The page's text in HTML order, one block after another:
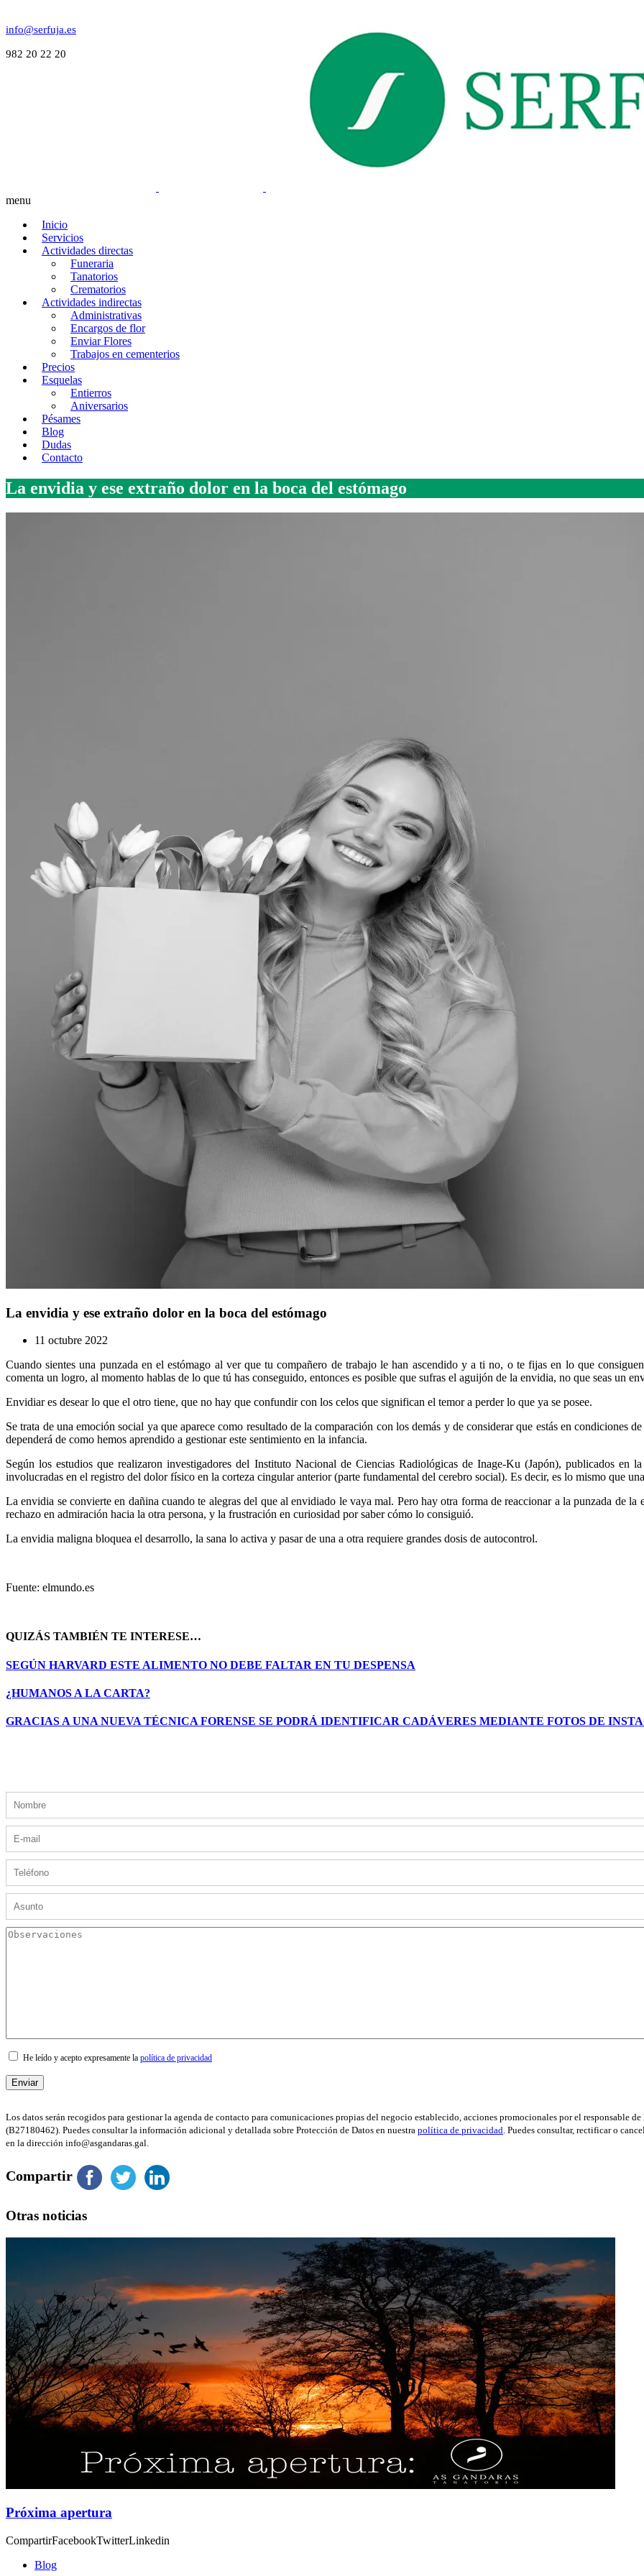
info@serfuja.es
982 20 22 20
menu
Inicio
Servicios
Actividades directas
Funeraria
Tanatorios
Crematorios
Actividades indirectas
Administrativas
Encargos de flor
Enviar Flores
Trabajos en cementerios
Precios
Esquelas
Entierros
Aniversarios
Pésames
Blog
Dudas
Contacto
La envidia y ese extraño dolor en la boca del estómago
La envidia y ese extraño dolor en la boca del estómago
11 octubre 2022
Cuando sientes una punzada en el estómago al ver que tu compañero de trabajo le han ascendido y a ti no, o te fijas en lo que
comenta un logro, al momento hablas de lo que tú has conseguido, entonces es posible que sufras el aguijón de la envidia, no que seas un
Envidiar es desear lo que el otro tiene, que no hay que confundir con los celos que significan el temor a perder lo que ya se posee.
Se trata de una emoción social ya que aparece como resultado de la comparación con los demás y de considerar que estás en condiciones
dependerá de como hemos aprendido a gestionar este sentimiento en la infancia.
Según los estudios que realizaron investigadores del Instituto Nacional de Ciencias Radiológicas de Inage-Ku (Japón), publicados en
involucradas en el registro del dolor físico en la corteza cingular anterior (parte fundamental del cerebro social). Es decir, es lo mismo que
La envidia se convierte en dañina cuando te alegras del que al envidiado le vaya mal. Pero hay otra forma de reaccionar a la punzada de
rechazo en admiración hacia la otra persona, y la frustración en curiosidad por saber cómo lo consiguió.
La envidia maligna bloquea el desarrollo, la sana lo activa y pasar de una a otra requiere grandes dosis de autocontrol.
Fuente: elmundo.es
QUIZÁS TAMBIÉN TE INTERESE…
SEGÚN HARVARD ESTE ALIMENTO NO DEBE FALTAR EN TU DESPENSA
¿HUMANOS A LA CARTA?
GRACIAS A UNA NUEVA TÉCNICA FORENSE SE PODRÁ IDENTIFICAR CADÁVERES MEDIANTE FOTOS DE
He leído y acepto expresamente la política de privacidad
Los datos serán recogidos para gestionar la agenda de contacto para comunicaciones propias del negocio establecido, acciones promocionales por el responsable
(B27180462). Puedes consultar la información adicional y detallada sobre Protección de Datos en nuestra política de privacidad. Puedes consultar, rectificar o
en la dirección info@asgandaras.gal.
Compartir
Otras noticias
Próxima apertura
CompartirFacebookTwitterLinkedin
Blog